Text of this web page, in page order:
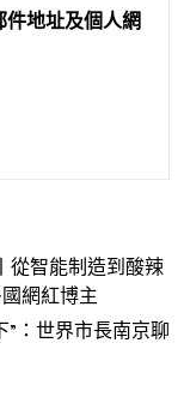
地址及個人網
從智能制造到酸辣
網紅博主
”：世界市長南京聊